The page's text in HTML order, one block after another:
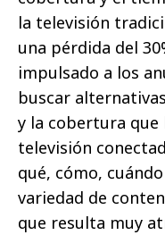
la televisión
una pérdida del
impulsado a los
buscar
y la cobertura que
televisión
qué, cómo,
variedad de
que resulta muy